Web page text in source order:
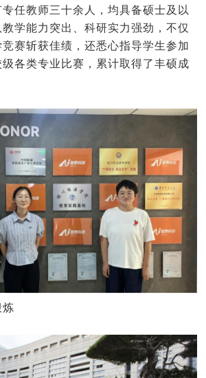
任教师三十余人，均具备硕士及以
学能力突出、科研实力强劲，不仅
赛斩获佳绩，还悉心指导学生参加
各类专业比赛，累计取得了丰硕成